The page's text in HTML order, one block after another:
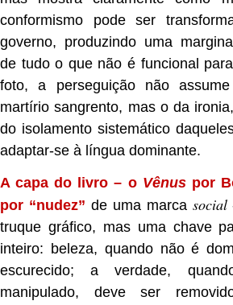
conformismo pode ser
governo, produzindo uma
de tudo o que não é funcional
foto, a perseguição não
martírio sangrento, mas o da
do isolamento sistemático
adaptar-se à língua dominante.
A capa do livro – o Vênuspor
por “nudez” de uma marca social
truque gráfico, mas uma chave
inteiro: beleza, quando não é
escurecido; a verdade,
manipulado, deve ser